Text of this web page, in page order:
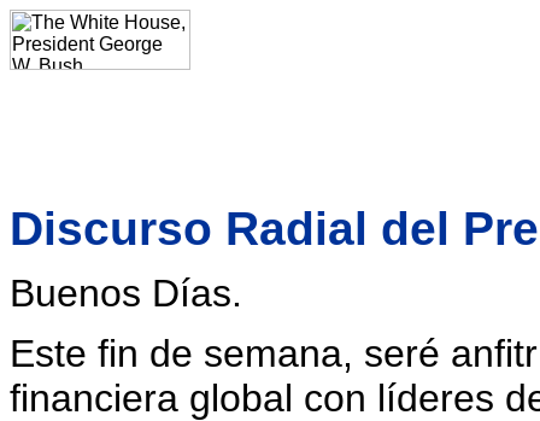
Discurso Radial del
Buenos Días.
Este fin de semana, seré
financiera global con líderes